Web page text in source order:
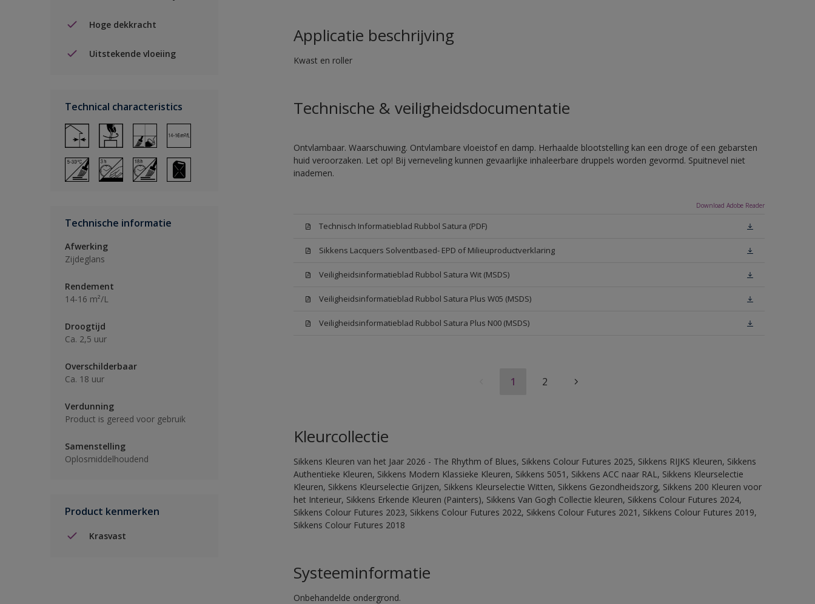
Hoge dekkracht
Uitstekende vloeiing
Technical characteristics
Technische informatie
Afwerking
Zijdeglans
Rendement
14-16 m²/L
Droogtijd
Ca. 2,5 uur
Overschilderbaar
Ca. 18 uur
Verdunning
Product is gereed voor gebruik
Samenstelling
Oplosmiddelhoudend
Product kenmerken
Krasvast
Applicatie beschrijving
Kwast en roller
Technische & veiligheidsdocumentatie
Ontvlambaar. Waarschuwing. Ontvlambare vloeistof en damp. Herhaalde blootstelling kan een droge of een gebarsten
huid veroorzaken. Let op! Bij verneveling kunnen gevaarlijke inhaleerbare druppels worden gevormd. Spuitnevel niet
inademen.
Download Adobe Reader
Technisch Informatieblad Rubbol Satura (PDF)
Sikkens Lacquers Solventbased- EPD of Milieuproductverklaring
Veiligheidsinformatieblad Rubbol Satura Wit (MSDS)
Veiligheidsinformatieblad Rubbol Satura Plus W05 (MSDS)
Veiligheidsinformatieblad Rubbol Satura Plus N00 (MSDS)
1 2
Kleurcollectie
Sikkens Kleuren van het Jaar 2026 - The Rhythm of Blues, Sikkens Colour Futures 2025, Sikkens RIJKS Kleuren, Sikkens
Authentieke Kleuren, Sikkens Modern Klassieke Kleuren, Sikkens 5051, Sikkens ACC naar RAL, Sikkens Kleurselectie
Kleuren, Sikkens Kleurselectie Grijzen, Sikkens Kleurselectie Witten, Sikkens Gezondheidszorg, Sikkens 200 Kleuren voor
het Interieur, Sikkens Erkende Kleuren (Painters), Sikkens Van Gogh Collectie kleuren, Sikkens Colour Futures 2024,
Sikkens Colour Futures 2023, Sikkens Colour Futures 2022, Sikkens Colour Futures 2021, Sikkens Colour Futures 2019,
Sikkens Colour Futures 2018
Systeeminformatie
Onbehandelde ondergrond.